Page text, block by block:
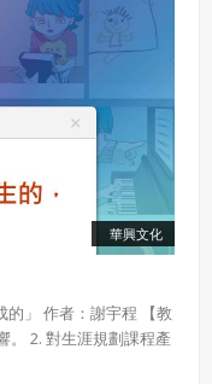
華興文化
」 作者：謝宇程 【教
。 2. 對生涯規劃課程產
在未來可能造成的後